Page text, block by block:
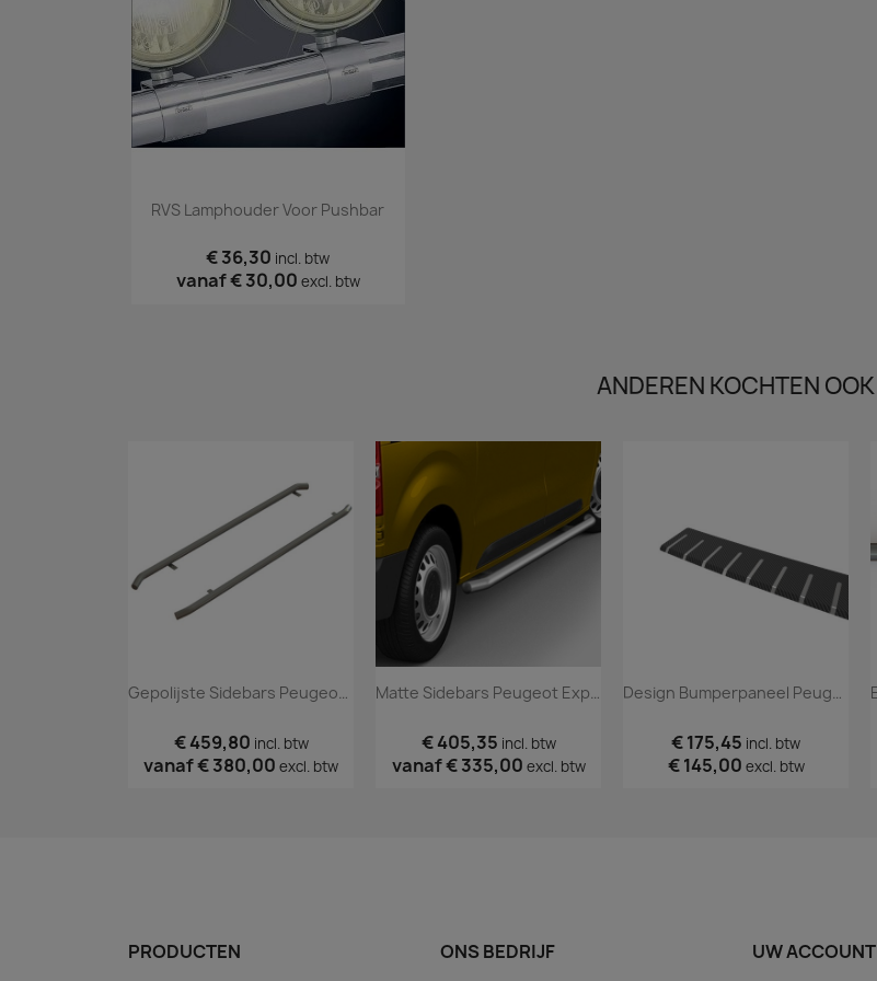
Snel bekijken
RVS Lamphouder Voor Pushbar
€ 36,30 incl. btw
vanaf€ 30,00 excl. btw
ANDEREN KOCHTEN OOK
€ 459,80 incl. btw
vanaf€ 380,00 excl. btw
€ 405,35 incl. btw
vanaf€ 335,00 excl. btw
€ 175,45 incl. btw
€ 145,00 excl. btw
PRODUCTEN ONS BEDRIJF UW ACCOUNT